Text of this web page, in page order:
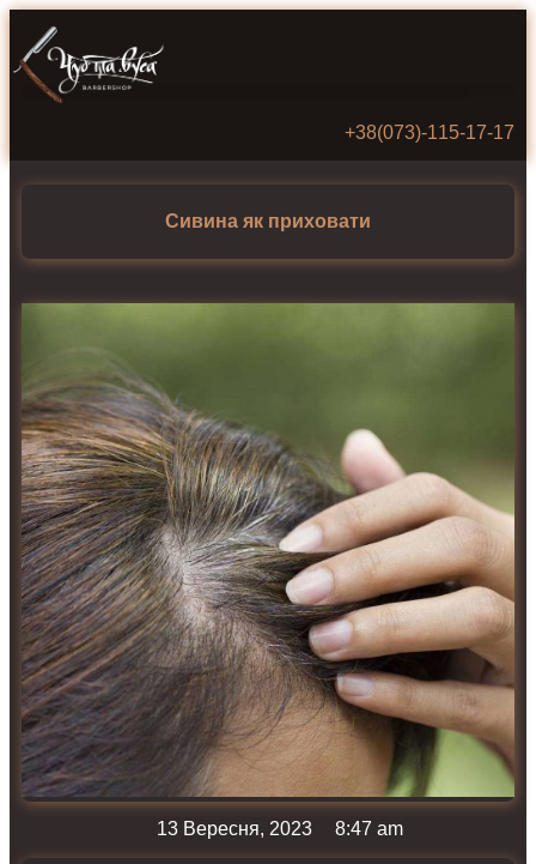
+38(073)‑115‑17‑17
Сивина як приховати
13 Вересня, 2023 8:47 am